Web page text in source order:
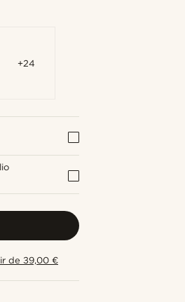
+24
de 39,00 €